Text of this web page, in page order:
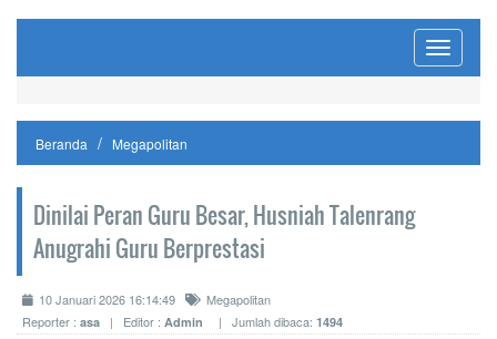
Toggle
Beranda Megapolitan
Dinilai Peran Guru Besar, Husniah Talenrang
Anugrahi Guru Berprestasi
10 Januari 2026 16:14:49
Megapolitan
Reporter : asa | Editor : Admin | Jumlah dibaca: 1494